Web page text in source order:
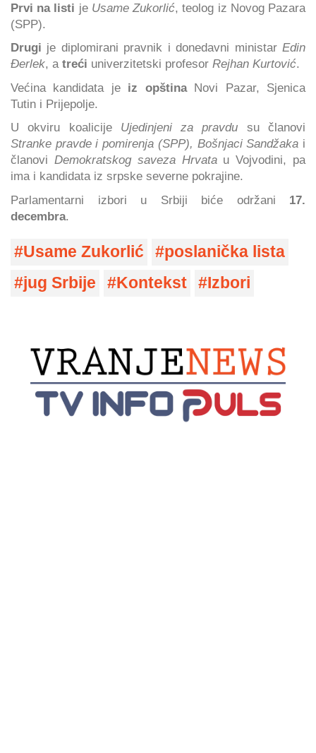
Prvi na listi jeUsame Zukorlić, teolog iz Novog Pazara
(SPP).
Drugi je diplomirani pravnik i donedavni ministar Edin
Đerlek, a treći univerzitetski profesor Rejhan Kurtović.
Većina kandidata jeiz opštinaNovi Pazar, Sjenica
Tutin i Prijepolje.
U okviru koalicije Ujedinjeni za pravdu su članovi
Stranke pravde i pomirenja (SPP), Bošnjaci Sandžaka i
članovi Demokratskog saveza Hrvatau Vojvodini, pa
ima i kandidata iz srpske severne pokrajine.
Parlamentarni izbori u Srbiji biće održani 17.
decembra.
Usame Zukorlić
poslanička lista
jug Srbije
Kontekst Izbori